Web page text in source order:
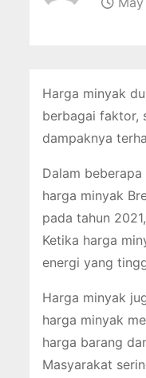
Harga minyak
berbagai faktor,
dampaknya
Dalam
harga minyak
pada tahun
Ketika harga
energi yang
Harga minyak
harga minyak
harga barang
Masyarakat